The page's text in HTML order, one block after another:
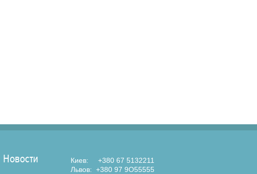
Новости
Киев:
Львов:
+380 67 5132211
+380 97 9O55555